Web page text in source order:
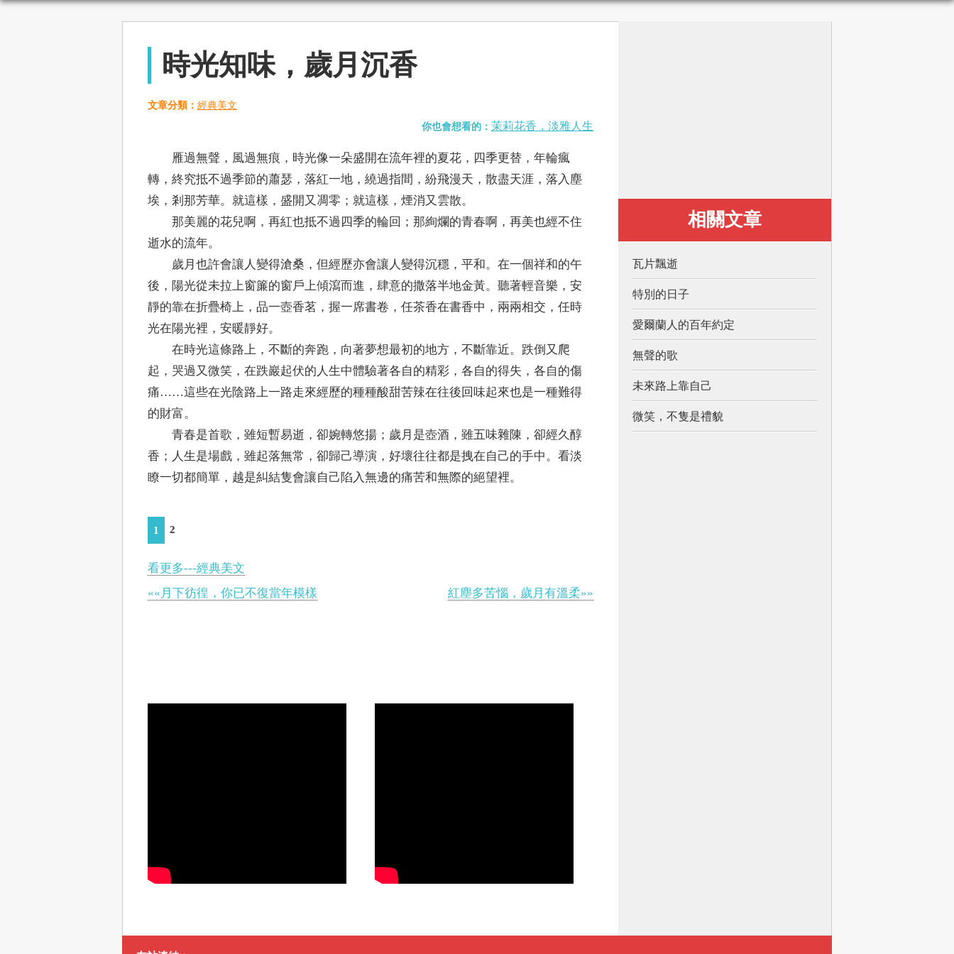
時光知味，歲月沉香
文章分類： 經典美文
你也會想看的： 茉莉花香，淡雅人生
雁過無聲，風過無痕，時光像一朵盛開在流年裡的夏花，四季更替，年輪瘋
轉，終究抵不過季節的蕭瑟，落紅一地，繞過指間，紛飛漫天，散盡天涯，落入塵
埃，剎那芳華。就這樣，盛開又凋零；就這樣，煙消又雲散。
那美麗的花兒啊，再紅也抵不過四季的輪回；那絢爛的青春啊，再美也經不住
逝水的流年。
歲月也許會讓人變得滄桑，但經歷亦會讓人變得沉穩，平和。在一個祥和的午
後，陽光從未拉上窗簾的窗戶上傾瀉而進，肆意的撒落半地金黃。聽著輕音樂，安
靜的靠在折疊椅上，品一壺香茗，握一席書卷，任茶香在書香中，兩兩相交，任時
光在陽光裡，安暖靜好。
在時光這條路上，不斷的奔跑，向著夢想最初的地方，不斷靠近。跌倒又爬
起，哭過又微笑，在跌巖起伏的人生中體驗著各自的精彩，各自的得失，各自的傷
痛……這些在光陰路上一路走來經歷的種種酸甜苦辣在往後回味起來也是一種難得
的財富。
青春是首歌，雖短暫易逝，卻婉轉悠揚；歲月是壺酒，雖五味雜陳，卻經久醇
香；人生是場戲，雖起落無常，卻歸己導演，好壞往往都是拽在自己的手中。看淡
瞭一切都簡單，越是糾結隻會讓自己陷入無邊的痛苦和無際的絕望裡。
1 2
看更多---經典美文
««月下彷徨，你已不復當年模樣
紅塵多苦惱，歲月有溫柔»»
相關文章
瓦片飄逝
特別的日子
愛爾蘭人的百年約定
無聲的歌
未來路上靠自己
微笑，不隻是禮貌